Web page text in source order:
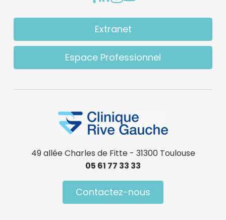
Extranet
Espace Professionnel
49 allée Charles de Fitte - 31300 Toulouse
05 61 77 33 33
Contactez-nous